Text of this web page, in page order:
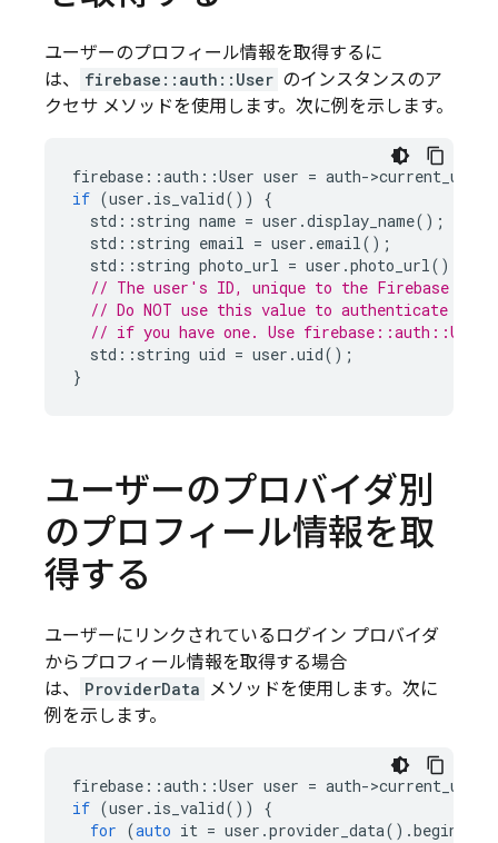
ユーザーのプロフィール情報を取得するに
は、
firebase::auth::User のインスタンスのア
クセサ メソッドを使用します。次に例を示します。
firebase ::auth ::User user = auth->current_user
if (user . is_valid())
{
std :: string name = user .display_name();
std :: string email = user . email();
std :: string photo_url = user .photo_url();
// The user's ID, unique to the Firebase
// Do NOT use this value to authenticate with
// if you have one. Use
std :: string uid = user .uid();
}
ユーザーのプロバイダ別
のプロフィール情報を取
得する
ユーザーにリンクされているログイン プロバイダ
からプロフィール情報を取得する場合
は、
ProviderData メソッドを使用します。次に
例を示します。
firebase ::auth ::User user = auth->current_user
if (user . is_valid())
{
for (auto it = user .provider_data().begin